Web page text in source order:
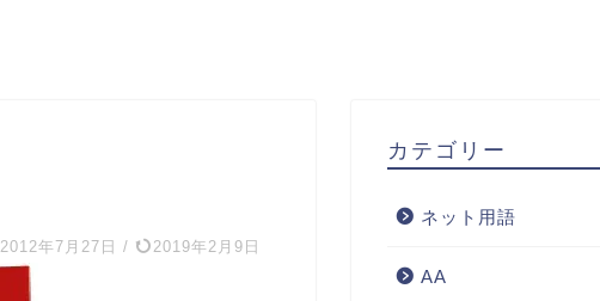
2012年7月27日 / 2019年2月9日
カテゴリー
ネット用語
AA